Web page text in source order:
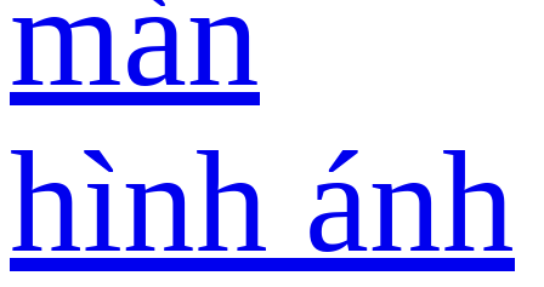
màn
hình ánh